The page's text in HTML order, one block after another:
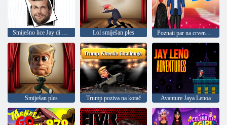
Smiješno lice Jay di Wanses Lol smiješan ples Poznati par na crvenom tepihu
Smiješan ples Trump poziva na kotač Avanture Jaya Lenoa